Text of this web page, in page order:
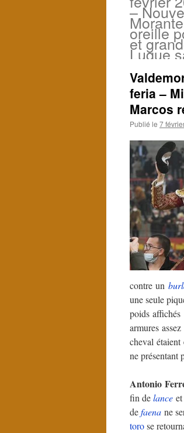
–
oreille
et
Luque
feria –
Marcos
Publié le 7
contre un
une seule
poids
armures
cheval
ne présentant
Antonio
fin delance
defaena ne
torose